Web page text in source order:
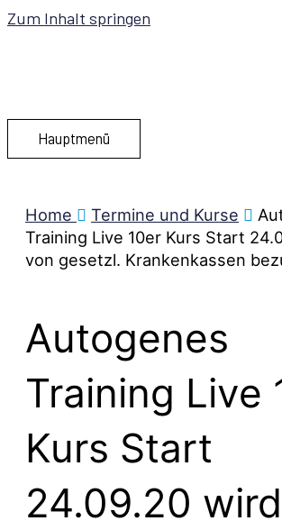
Zum Inhalt springen
Hauptmenü
Home Termine und Kurse
Training Live 10er Kurs Start
von gesetzl. Krankenkassen
Autogenes
Training Live
Kurs Start
24.09.20